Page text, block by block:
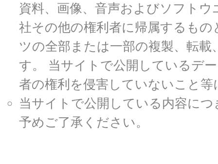
資料、画像、音声およびソフト
社その他の権利者に帰属するも
ツの全部または一部の複製、転
す。 当サイトで公開しているデ
者の権利を侵害していないこと
当サイトで公開している内容に
予めご了承ください。